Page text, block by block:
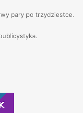
pary po trzydziestce.